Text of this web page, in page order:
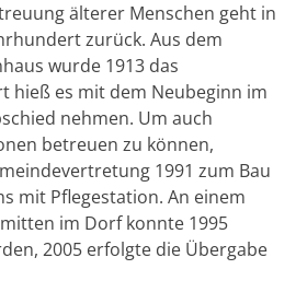
älterer Menschen geht in
zurück. Aus dem
wurde 1913 das
hieß es mit dem Neubeginn im
nehmen. Um auch
betreuen zu können,
1991 zum Bau
mit Pflegestation. An einem
im Dorf konnte 1995
2005 erfolgte die Übergabe